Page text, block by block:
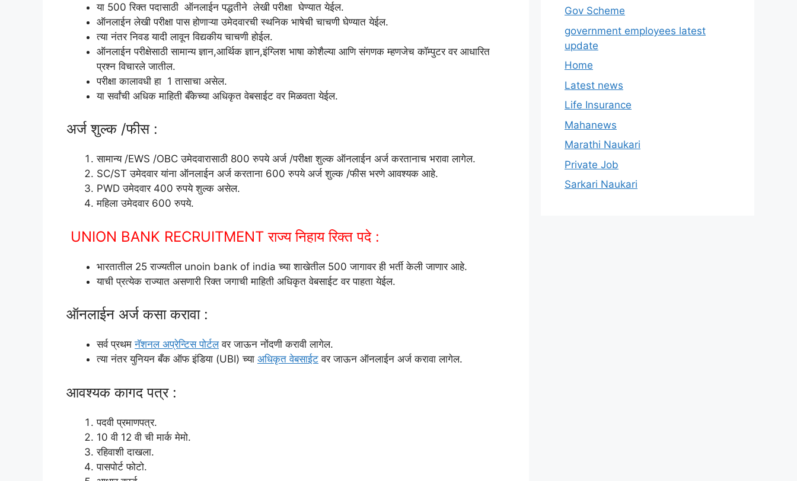
या 500 रिक्त पदासाठी ऑनलाईन पद्धतीने लेखी परीक्षा घेण्यात येईल.
ऑनलाईन लेखी परीक्षा पास होणाऱ्या उमेदवारची स्थनिक भाषेची चाचणी घेण्यात येईल.
त्या नंतर निवड यादी लावून विद्यकीय चाचणी होईल.
ऑनलाईन परीक्षेसाठी सामान्य ज्ञान,आर्थिक ज्ञान,इंग्लिश भाषा कोशैल्या आणि संगणक म्हणजेच कॉम्पुटर वर आधारित
प्रश्न विचारले जातील.
परीक्षा कालावधी हा 1 तासाचा असेल.
या सर्वांची अधिक माहिती बँकेच्या अधिकृत वेबसाईट वर मिळवता येईल.
अर्ज शुल्क /फीस :
सामान्य /EWS /OBC उमेदवारासाठी 800 रुपये अर्ज /परीक्षा शुल्क ऑनलाईन अर्ज करतानाच भरावा लागेल.
SC/ST उमेदवार यांना ऑनलाईन अर्ज करताना 600 रुपये अर्ज शुल्क /फीस भरणे आवश्यक आहे.
PWD उमेदवार 400 रुपये शुल्क असेल.
महिला उमेदवार 600 रुपये.
UNION BANK RECRUITMENT राज्य निहाय रिक्त पदे :
भारतातील 25 राज्यतील unoin bank of india च्या शाखेतील 500 जागावर ही भर्ती केली जाणार आहे.
याची प्रत्येक राज्यात असणारी रिक्त जगाची माहिती अधिकृत वेबसाईट वर पाहता येईल.
ऑनलाईन अर्ज कसा करावा :
सर्व प्रथमनॅशनल अप्रेन्टिस पोर्टलवर जाऊन नोंदणी करावी लागेल.
त्या नंतर युनियन बँक ऑफ इंडिया (UBI) च्या अधिकृत वेबसाईट वर जाऊन ऑनलाईन अर्ज करावा लागेल.
आवश्यक कागद पत्र :
पदवी प्रमाणपत्र.
10 वी 12 वी ची मार्क मेमो.
रहिवाशी दाखला.
पासपोर्ट फोटो.
Gov Scheme
government employees latest
update
Home
Latest news
Life Insurance
Mahanews
Marathi Naukari
Private Job
Sarkari Naukari